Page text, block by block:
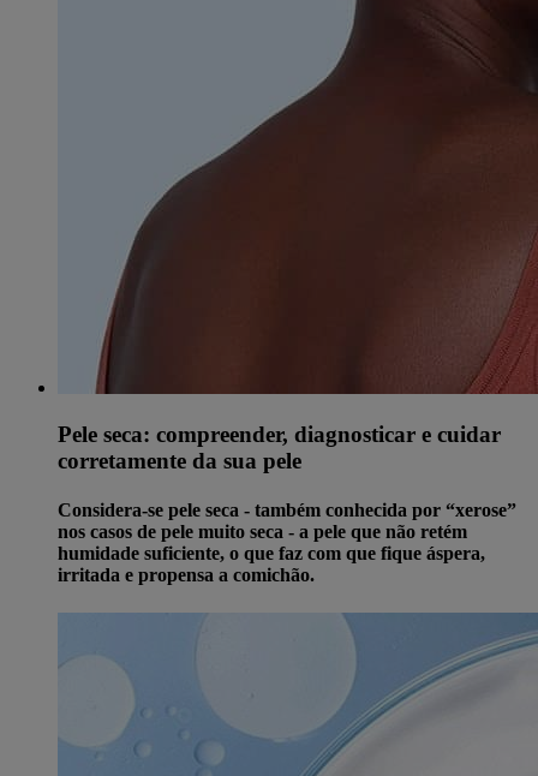
Pele seca: compreender, diagnosticar e cuidar
corretamente da sua pele
Considera-se pele seca - também conhecida por “xerose”
nos casos de pele muito seca - a pele que não retém
humidade suficiente, o que faz com que fique áspera,
irritada e propensa a comichão.